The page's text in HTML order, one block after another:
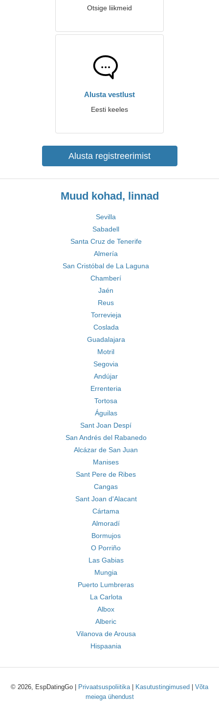
Otsige liikmeid
Alusta vestlust
Eesti keeles
Alusta registreerimist
Muud kohad, linnad
Sevilla
Sabadell
Santa Cruz de Tenerife
Almería
San Cristóbal de La Laguna
Chamberí
Jaén
Reus
Torrevieja
Coslada
Guadalajara
Motril
Segovia
Andújar
Errenteria
Tortosa
Águilas
Sant Joan Despí
San Andrés del Rabanedo
Alcázar de San Juan
Manises
Sant Pere de Ribes
Cangas
Sant Joan d'Alacant
Cártama
Almoradí
Bormujos
O Porriño
Las Gabias
Mungia
Puerto Lumbreras
La Carlota
Albox
Alberic
Vilanova de Arousa
Hispaania
© 2026, EspDatingGo | Privaatsuspoliitika| Kasutustingimused
Võta
meiega ühendust